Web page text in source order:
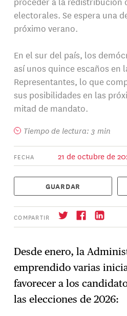
electorales. Se espera una
próximo verano.
En el sur del país, los
así unos quince escaños en
Representantes, lo que
sus posibilidades en las
mitad de mandato.
Tiempo de lectura: 3 min
FECHA 21 de octubre de
GUARDAR
COMPARTIR
→ Suscríbase
Desde enero, la
emprendido varias
favorecer a los
las elecciones de 2026: